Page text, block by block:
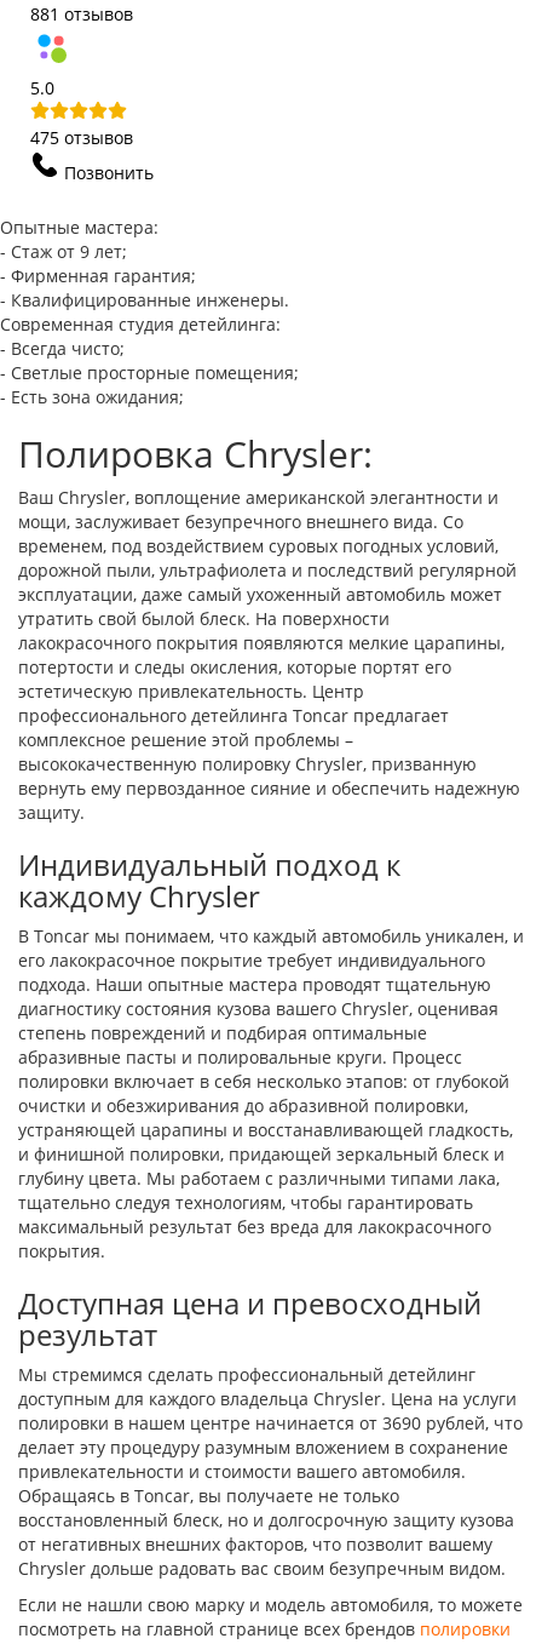
881 отзывов
5.0
475 отзывов
Позвонить
Опытные мастера:
- Стаж от 9 лет;
- Фирменная гарантия;
- Квалифицированные инженеры.
Современная студия детейлинга:
- Всегда чисто;
- Светлые просторные помещения;
- Есть зона ожидания;
Полировка Chrysler:
Ваш Chrysler, воплощение американской элегантности и
мощи, заслуживает безупречного внешнего вида. Со
временем, под воздействием суровых погодных условий,
дорожной пыли, ультрафиолета и последствий регулярной
эксплуатации, даже самый ухоженный автомобиль может
утратить свой былой блеск. На поверхности
лакокрасочного покрытия появляются мелкие царапины,
потертости и следы окисления, которые портят его
эстетическую привлекательность. Центр
профессионального детейлинга Toncar предлагает
комплексное решение этой проблемы –
высококачественную полировку Chrysler, призванную
вернуть ему первозданное сияние и обеспечить надежную
защиту.
Индивидуальный подход к
каждому Chrysler
В Toncar мы понимаем, что каждый автомобиль уникален, и
его лакокрасочное покрытие требует индивидуального
подхода. Наши опытные мастера проводят тщательную
диагностику состояния кузова вашего Chrysler, оценивая
степень повреждений и подбирая оптимальные
абразивные пасты и полировальные круги. Процесс
полировки включает в себя несколько этапов: от глубокой
очистки и обезжиривания до абразивной полировки,
устраняющей царапины и восстанавливающей гладкость,
и финишной полировки, придающей зеркальный блеск и
глубину цвета. Мы работаем с различными типами лака,
тщательно следуя технологиям, чтобы гарантировать
максимальный результат без вреда для лакокрасочного
покрытия.
Доступная цена и превосходный
результат
Мы стремимся сделать профессиональный детейлинг
доступным для каждого владельца Chrysler. Цена на услуги
полировки в нашем центре начинается от 3690 рублей, что
делает эту процедуру разумным вложением в сохранение
привлекательности и стоимости вашего автомобиля.
Обращаясь в Toncar, вы получаете не только
восстановленный блеск, но и долгосрочную защиту кузова
от негативных внешних факторов, что позволит вашему
Chrysler дольше радовать вас своим безупречным видом.
Если не нашли свою марку и модель автомобиля, то можете
посмотреть на главной странице всех брендов полировки